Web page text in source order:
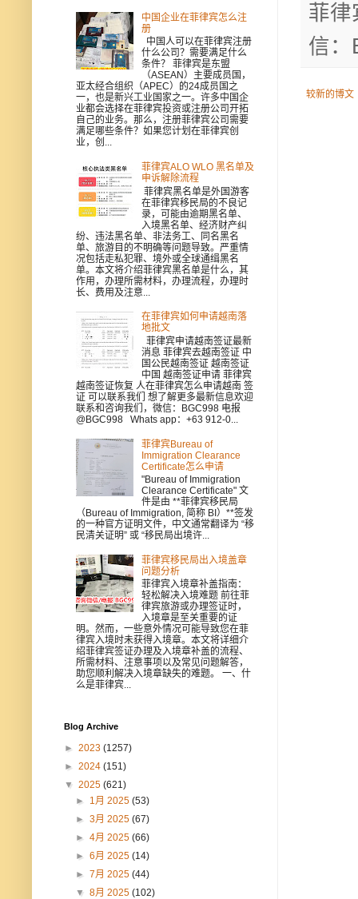
菲律
信：
较新的博文
中国企业在菲律宾怎么注
册
中国人可以在菲律宾注册
什么公司？需要满足什么
条件？ 菲律宾是东盟
（ASEAN）主要成员国，
亚太经合组织（APEC）的24成员国之
一，也是新兴工业国家之一。许多中国企
业都会选择在菲律宾投资或注册公司开拓
自己的业务。那么，注册菲律宾公司需要
满足哪些条件？如果您计划在菲律宾创
业，创...
菲律宾ALO WLO 黑名单及
申诉解除流程
菲律宾黑名单是外国游客
在菲律宾移民局的不良记
录，可能由逾期黑名单、
入境黑名单、经济财产纠
纷、违法黑名单、非法务工、同名黑名
单、旅游目的不明确等问题导致。严重情
况包括走私犯罪、境外或全球通缉黑名
单。本文将介绍菲律宾黑名单是什么，其
作用，办理所需材料，办理流程，办理时
长、费用及注意...
在菲律宾如何申请越南落
地批文
菲律宾申请越南签证最新
消息 菲律宾去越南签证 中
国公民越南签证 越南签证
中国 越南签证申请 菲律宾
越南签证恢复 人在菲律宾怎么申请越南 签
证 可以联系我们 想了解更多最新信息欢迎
联系和咨询我们，微信：BGC998 电报
@BGC998 Whats app：+63 912-0...
菲律宾Bureau of
Immigration Clearance
Certificate怎么申请
"Bureau of Immigration
Clearance Certificate" 文
件是由 **菲律宾移民局
（Bureau of Immigration, 简称 BI）**签发
的一种官方证明文件，中文通常翻译为 “移
民清关证明” 或 “移民局出境许...
菲律宾移民局出入境盖章
问题分析
菲律宾入境章补盖指南：
轻松解决入境难题 前往菲
律宾旅游或办理签证时，
入境章是至关重要的证
明。然而，一些意外情况可能导致您在菲
律宾入境时未获得入境章。本文将详细介
绍菲律宾签证办理及入境章补盖的流程、
所需材料、注意事项以及常见问题解答，
助您顺利解决入境章缺失的难题。 一、什
么是菲律宾...
Blog Archive
► 2023 (1257)
► 2024 (151)
▼ 2025 (621)
► 1月 2025(53)
►3月 2025(67)
►4月 2025(66)
►6月 2025(14)
►7月 2025(44)
▼8月 2025(102)